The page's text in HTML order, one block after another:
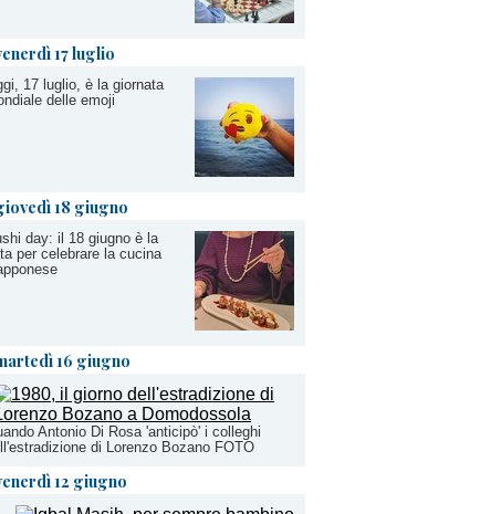
17 luglio
17 luglio, è la giornata
delle emoji
18 giugno
day: il 18 giugno è la
per celebrare la cucina
16 giugno
Antonio Di Rosa 'anticipò' i colleghi
di Lorenzo Bozano FOTO
12 giugno